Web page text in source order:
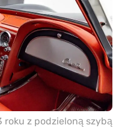
roku z podzieloną szybą